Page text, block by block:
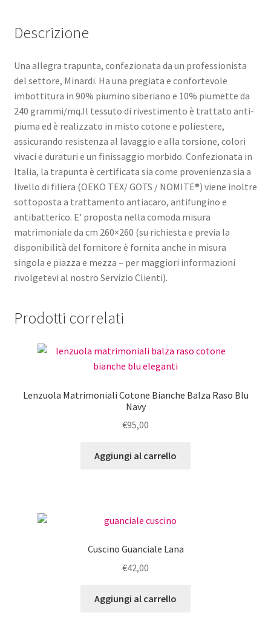
Descrizione
Una allegra trapunta, confezionata da un professionista
del settore, Minardi. Ha una pregiata e confortevole
imbottitura in 90% piumino siberiano e 10% piumette da
240 grammi/mq.Il tessuto di rivestimento è trattato anti-
piuma ed è realizzato in misto cotone e poliestere,
assicurando resistenza al lavaggio e alla torsione, colori
vivaci e duraturi e un finissaggio morbido. Confezionata in
Italia, la trapunta è certificata sia come provenienza sia a
livello di filiera (OEKO TEX/ GOTS / NOMITE®) viene inoltre
sottoposta a trattamento antiacaro, antifungino e
antibatterico. E’ proposta nella comoda misura
matrimoniale da cm 260×260 (su richiesta e previa la
disponibilità del fornitore è fornita anche in misura
singola e piazza e mezza – per maggiori informazioni
rivolgetevi al nostro Servizio Clienti).
Prodotti correlati
Lenzuola Matrimoniali Cotone Bianche Balza Raso Blu
Navy
€95,00
Aggiungi al carrello
Cuscino Guanciale Lana
€42,00
Aggiungi al carrello